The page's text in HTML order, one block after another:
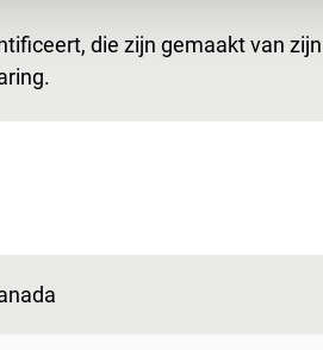
die zijn gemaakt van